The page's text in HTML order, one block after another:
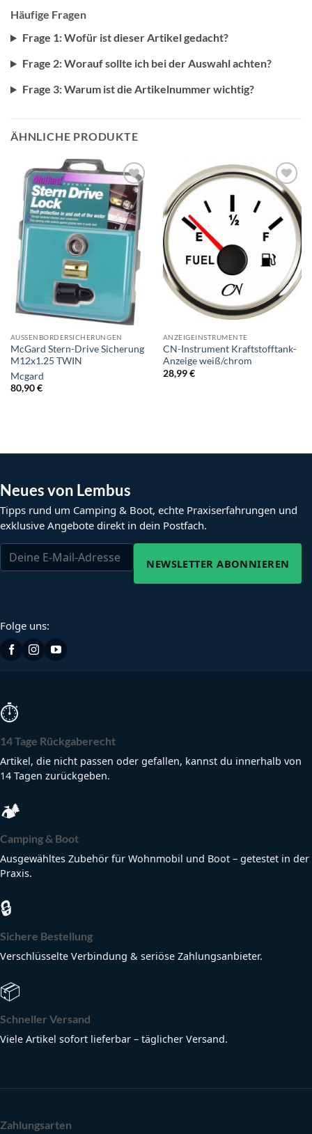
Häufige Fragen
Frage 1: Wofür ist dieser Artikel gedacht?
Frage 2: Worauf sollte ich bei der Auswahl achten?
Frage 3: Warum ist die Artikelnummer wichtig?
ÄHNLICHE PRODUKTE
AUSSENBORDERSICHERUNGEN
McGard Stern-Drive Sicherung
M12x1.25 TWIN
Mcgard
80,90€
ANZEIGEINSTRUMENTE
CN-Instrument Kraftstofftank-
Anzeige weiß/chrom
28,99€
Neues von Lembus
Tipps rund um Camping & Boot, echte Praxiserfahrungen und
exklusive Angebote direkt in dein Postfach.
NEWSLETTER ABONNIEREN
Folge uns:
⏱
14 Tage Rückgaberecht
Artikel, die nicht passen oder gefallen, kannst du innerhalb von
14 Tagen zurückgeben.
🏕
Camping & Boot
Ausgewähltes Zubehör für Wohnmobil und Boot – getestet in der
Praxis.
🔒
Sichere Bestellung
Verschlüsselte Verbindung & seriöse Zahlungsanbieter.
📦
Schneller Versand
Viele Artikel sofort lieferbar – täglicher Versand.
Zahlungsarten